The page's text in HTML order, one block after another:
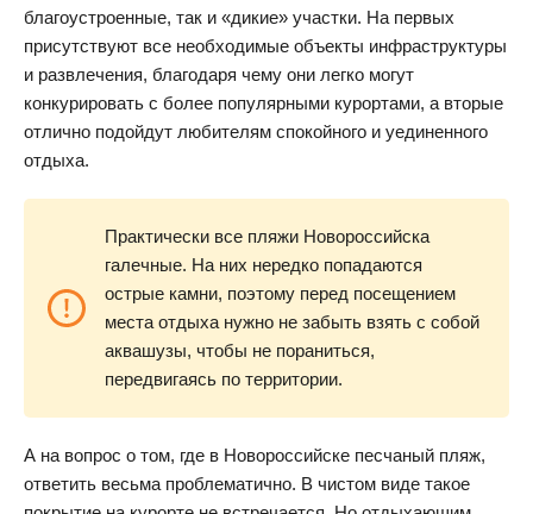
благоустроенные, так и «дикие» участки. На первых
присутствуют все необходимые объекты инфраструктуры
и развлечения, благодаря чему они легко могут
конкурировать с более популярными курортами, а вторые
отлично подойдут любителям спокойного и уединенного
отдыха.
Практически все пляжи Новороссийска
галечные. На них нередко попадаются
острые камни, поэтому перед посещением
места отдыха нужно не забыть взять с собой
аквашузы, чтобы не пораниться,
передвигаясь по территории.
А на вопрос о том, где в Новороссийске песчаный пляж,
ответить весьма проблематично. В чистом виде такое